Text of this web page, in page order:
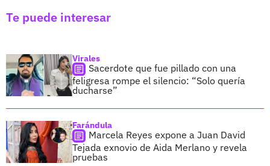
Te puede interesar
Virales
Sacerdote que fue pillado con una
feligresa rompe el silencio: “Solo quería
ducharse”
Farándula
Marcela Reyes expone a Juan David
Tejada exnovio de Aida Merlano y revela
pruebas